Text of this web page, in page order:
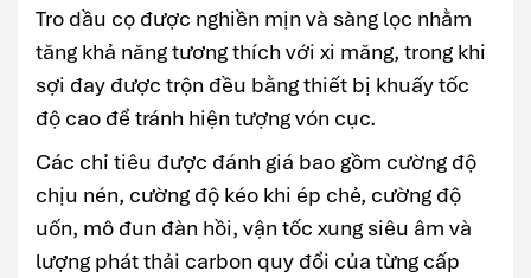
Tro dầu cọ được nghiền mịn và sàng lọc nhằm
tăng khả năng tương thích với xi măng, trong khi
sợi đay được trộn đều bằng thiết bị khuấy tốc
độ cao để tránh hiện tượng vón cục.
Các chỉ tiêu được đánh giá bao gồm cường độ
chịu nén, cường độ kéo khi ép chẻ, cường độ
uốn, mô đun đàn hồi, vận tốc xung siêu âm và
lượng phát thải carbon quy đổi của từng cấp